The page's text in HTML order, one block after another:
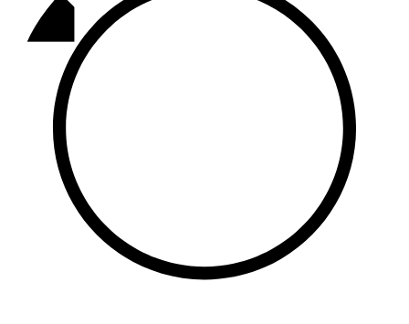
Базарлы матак
107,1 FM
Балык бистәсе
104,9 FM
Баулы
107,5 FM
Биләр